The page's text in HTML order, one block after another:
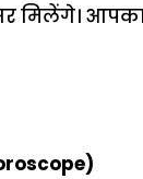
आपका